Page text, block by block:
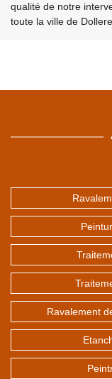
qualité de notre
toute la ville de
Ravalement